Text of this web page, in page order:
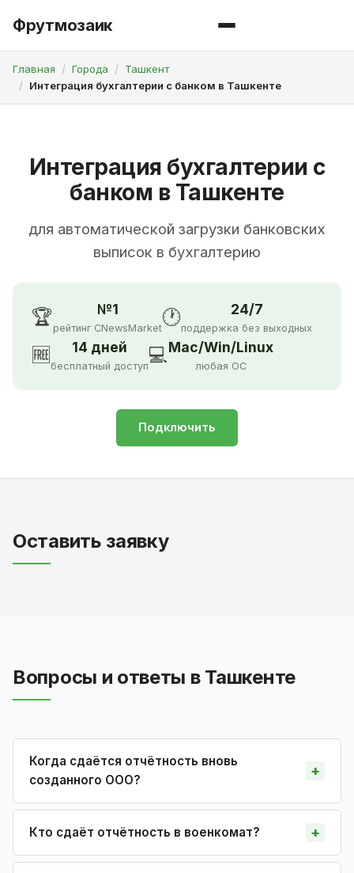
Фрутмозаик
Главная Города
Ташкент
Интеграция бухгалтерии с банком в Ташкенте
Интеграция бухгалтерии с
банком в Ташкенте
для автоматической загрузки банковских
выписок в бухгалтерию
🏆 №1
рейтинг CNewsMarket🕐 24/7
поддержка без выходных
🆓 14 дней
бесплатный доступ💻Mac/Win/Linux
любая ОС
Подключить
Оставить заявку
Вопросы и ответы в Ташкенте
Когда сдаётся отчётность вновь
созданного ООО?
Кто сдаёт отчётность в военкомат?